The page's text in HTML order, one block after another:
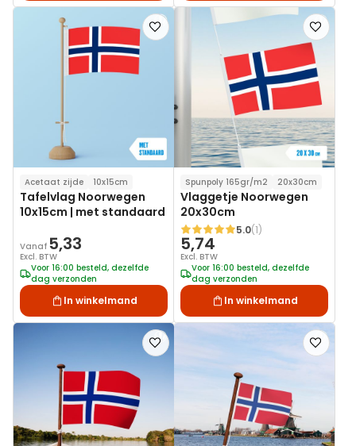
Voeg
toe
Acetaat zijde 10x15cm
Tafelvlag Noorwegen
10x15cm | met standaard
Vanaf 5,33
Excl. BTW
Voor 16:00 besteld, dezelfde
dag verzonden
In winkelmand
Voeg
toe
aan
Spunpoly 165gr/m2 20x30cm
Vlaggetje Noorwegen
20x30cm
Waardering:
5.0(1)
5,74
Excl. BTW
Voor 16:00 besteld, dezelfde
dag verzonden
In winkelmand
Voeg
toe
Voeg
toe